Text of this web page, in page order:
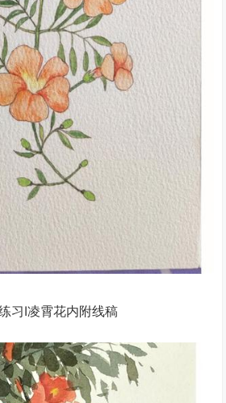
习Ⅰ凌霄花内附线稿